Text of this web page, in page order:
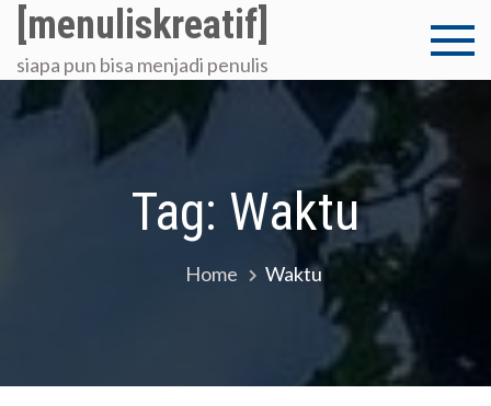
Skip
content
[menuliskreatif]
siapa pun bisa menjadi penulis
Tag: Waktu
Home Waktu